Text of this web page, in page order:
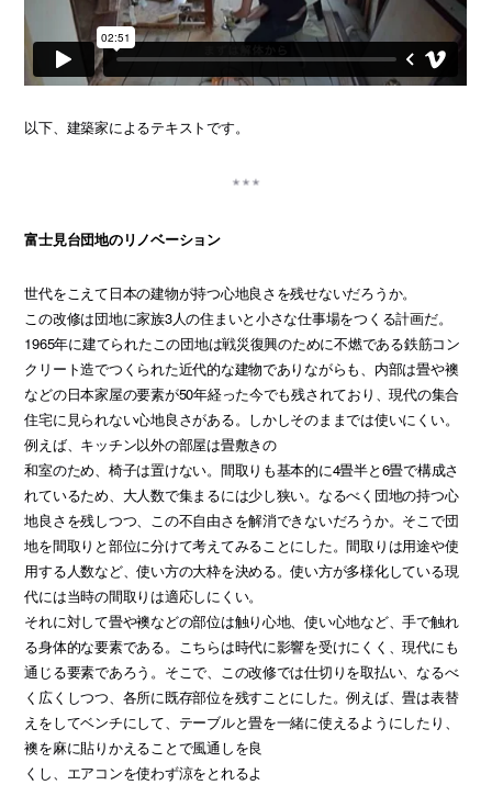
以下、建築家によるテキストです。
富士見台団地のリノベーション
世代をこえて日本の建物が持つ心地良さを残せないだろうか。
この改修は団地に家族3人の住まいと小さな仕事場をつくる計画だ。
1965年に建てられたこの団地は戦災復興のために不燃である鉄筋コン
クリート造でつくられた近代的な建物でありながらも、内部は畳や襖
などの日本家屋の要素が50年経った今でも残されており、現代の集合
住宅に見られない心地良さがある。しかしそのままでは使いにくい。
例えば、キッチン以外の部屋は畳敷きの
和室のため、椅子は置けない。間取りも基本的に4畳半と6畳で構成さ
れているため、大人数で集まるには少し狭い。なるべく団地の持つ心
地良さを残しつつ、この不自由さを解消できないだろうか。そこで団
地を間取りと部位に分けて考えてみることにした。間取りは用途や使
用する人数など、使い方の大枠を決める。使い方が多様化している現
代には当時の間取りは適応しにくい。
それに対して畳や襖などの部位は触り心地、使い心地など、手で触れ
る身体的な要素である。こちらは時代に影響を受けにくく、現代にも
通じる要素であろう。そこで、この改修では仕切りを取払い、なるべ
く広くしつつ、各所に既存部位を残すことにした。例えば、畳は表替
えをしてベンチにして、テーブルと畳を一緒に使えるようにしたり、
襖を麻に貼りかえることで風通しを良
くし、エアコンを使わず涼をとれるよ